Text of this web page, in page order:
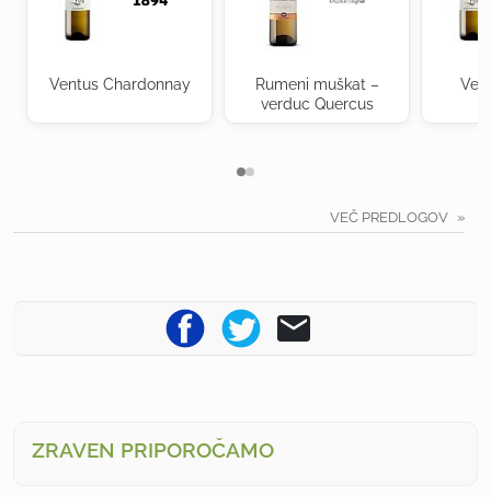
Ventus Chardonnay
Rumeni muškat –
verduc Quercus
VEČ PREDLOGOV
ZRAVEN PRIPOROČAMO